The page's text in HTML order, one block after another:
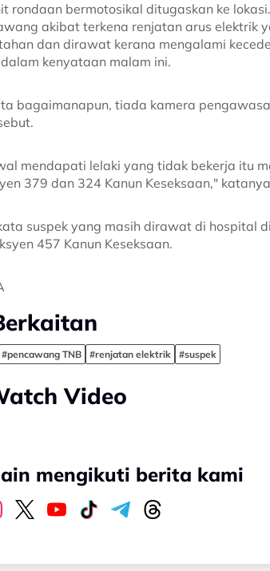
rondaan bermotosikal ditugaskan ke
akibat terkena renjatan arus elektrik
dan dirawat kerana mengalami
kenyataan malam ini.
bagaimanapun, tiada kamera
mendapati lelaki yang tidak bekerja itu
379 dan 324 Kanun Keseksaan,"
suspek yang masih dirawat di hospital
457 Kanun Keseksaan.
#pencawang TNB #renjatan elektrik #suspek
Video
mengikuti berita kami